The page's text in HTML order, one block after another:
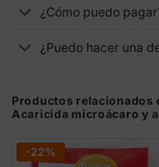
¿Cómo puedo
¿Puedo hacer una
Productos relacionados
Acaricida microácaro y
-22%